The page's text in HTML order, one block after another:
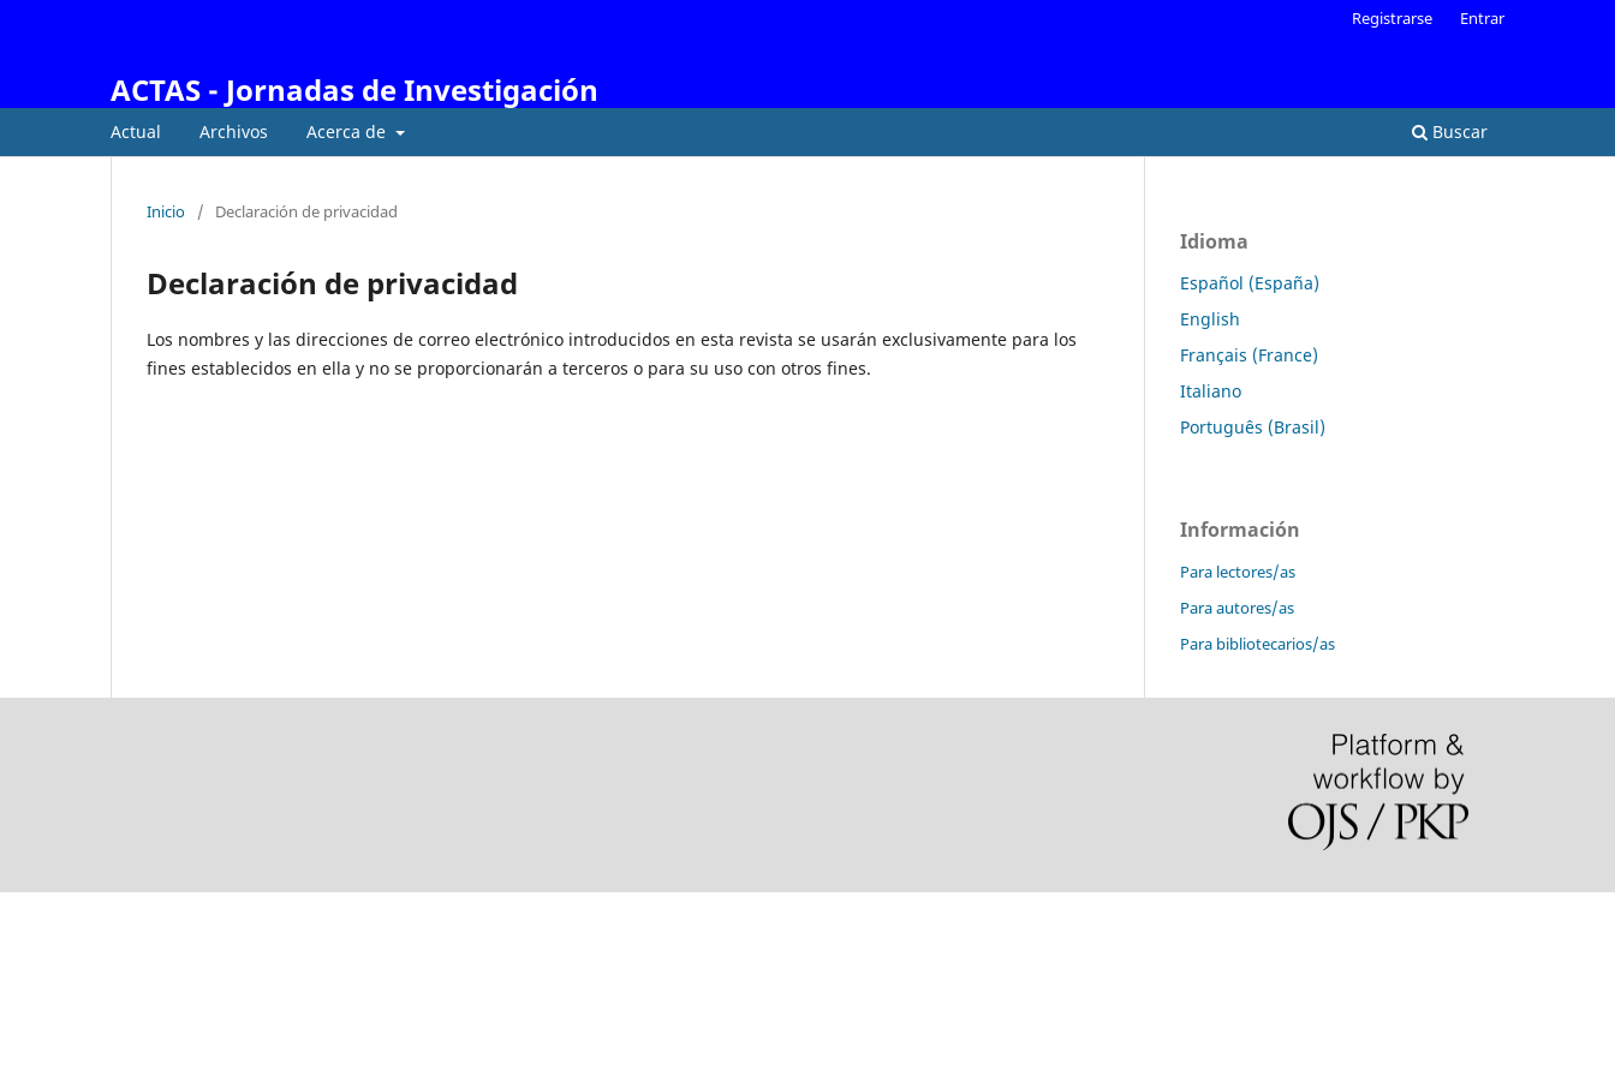
ACTAS - Jornadas de Investigación
Actual Archivos Acerca de Buscar
Registrarse Entrar
Inicio / Declaración de privacidad
Declaración de privacidad
Los nombres y las direcciones de correo electrónico introducidos en esta revista se usarán exclusivamente para los
fines establecidos en ella y no se proporcionarán a terceros o para su uso con otros fines.
Idioma
Español (España)
English
Français (France)
Italiano
Português (Brasil)
Información
Para lectores/as
Para autores/as
Para bibliotecarios/as